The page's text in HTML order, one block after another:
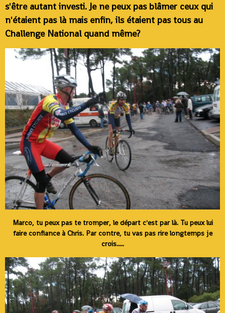
s'être autant investi. Je ne peux pas blâmer ceux qui
n'étaient pas là mais enfin, ils étaient pas tous au
Challenge National quand même?
Marco, tu peux pas te tromper, le départ c'est par là. Tu peux lui
faire confiance à Chris. Par contre, tu vas pas rire longtemps je
crois.....